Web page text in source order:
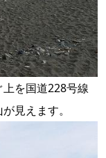
を国道228号線
見えます。